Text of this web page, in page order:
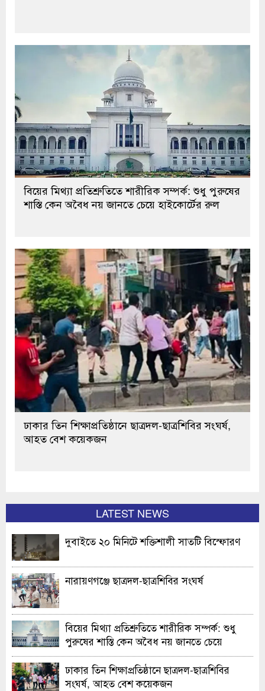
বিয়ের মিথ্যা প্রতিশ্রুতিতে শারীরিক সম্পর্ক: শুধু পুরুষের
শাস্তি কেন অবৈধ নয় জানতে চেয়ে হাইকোর্টের রুল
ঢাকার তিন শিক্ষাপ্রতিষ্ঠানে ছাত্রদল-ছাত্রশিবির সংঘর্ষ,
আহত বেশ কয়েকজন
LATEST NEWS
দুবাইতে ২০ মিনিটে শক্তিশালী সাতটি বিস্ফোরণ
নারায়ণগঞ্জে ছাত্রদল-ছাত্রশিবির সংঘর্ষ
বিয়ের মিথ্যা প্রতিশ্রুতিতে শারীরিক সম্পর্ক: শুধু
পুরুষের শাস্তি কেন অবৈধ নয় জানতে চেয়ে
হাইকোর্টের রুল
ঢাকার তিন শিক্ষাপ্রতিষ্ঠানে ছাত্রদল-ছাত্রশিবির
সংঘর্ষ, আহত বেশ কয়েকজন